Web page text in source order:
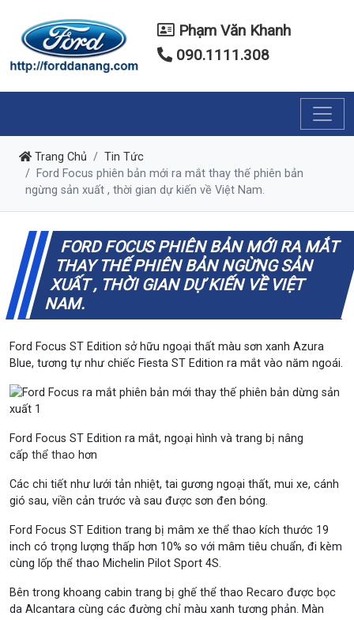
Phạm Văn Khanh
090.1111.308
Trang Chủ
Tin Tức
Ford Focus phiên bản mới ra mắt thay thế phiên bản
ngừng sản xuất , thời gian dự kiến về Việt Nam.
FORD FOCUS PHIÊN BẢN MỚI RA MẮT
THAY THẾ PHIÊN BẢN NGỪNG SẢN
XUẤT , THỜI GIAN DỰ KIẾN VỀ VIỆT
NAM.
Ford Focus ST Edition sở hữu ngoại thất màu sơn xanh Azura
Blue, tương tự như chiếc Fiesta ST Edition ra mắt vào năm ngoái.
Ford Focus ST Edition ra mắt, ngoại hình và trang bị nâng
cấp thể thao hơn
Các chi tiết như lưới tản nhiệt, tai gương ngoại thất, mui xe, cánh
gió sau, viền cản trước và sau được sơn đen bóng.
Ford Focus ST Edition trang bị mâm xe thể thao kích thước 19
inch có trọng lượng thấp hơn 10% so với mâm tiêu chuẩn, đi kèm
cùng lốp thể thao Michelin Pilot Sport 4S.
Bên trong khoang cabin trang bị ghế thể thao Recaro được bọc
da Alcantara cùng các đường chỉ màu xanh tương phản. Màn